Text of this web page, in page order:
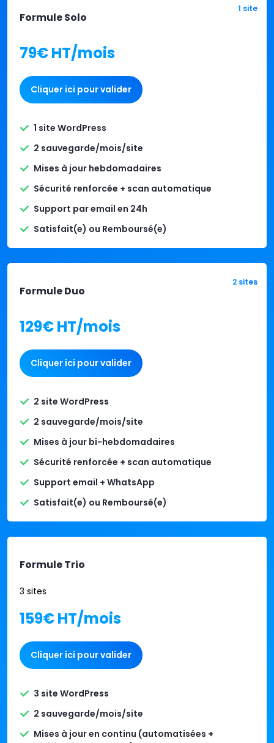
Formule Solo
1 site
79€ HT/mois
Cliquer ici pour valider
1 site WordPress
2 sauvegarde/mois/site
Mises à jour hebdomadaires
Sécurité renforcée + scan automatique
Support par email en 24h
Satisfait(e) ou Remboursé(e)
Formule Duo
2 sites
129€ HT/mois
Cliquer ici pour valider
2 site WordPress
2 sauvegarde/mois/site
Mises à jour bi-hebdomadaires
Sécurité renforcée + scan automatique
Support email + WhatsApp
Satisfait(e) ou Remboursé(e)
Formule Trio
3 sites
159€ HT/mois
Cliquer ici pour valider
3 site WordPress
2 sauvegarde/mois/site
Mises à jour en continu (automatisées +